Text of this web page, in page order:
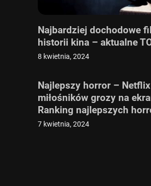
Najbardziej dochodowe
historii kina – aktualne
8 kwietnia, 2024
Najlepszy horror –
miłośników grozy na
Ranking najlepszych
Netflixie
7 kwietnia, 2024